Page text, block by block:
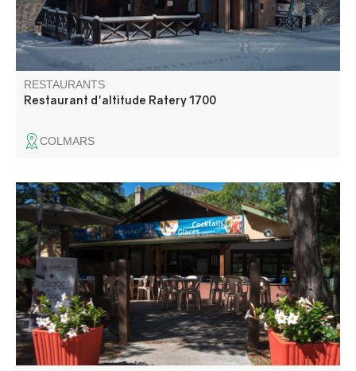
RESTAURANTS
Restaurant d'altitude Ratery 1700
COLMARS
Restaurant avec terrasse ombragée situé près de la
piscine dans un camping familial. Cuisine traditionnelle
faite maison et pizzas au feu de bois.